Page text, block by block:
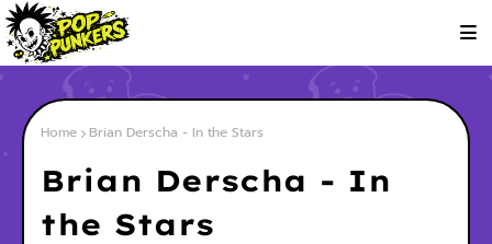
Home Brian Derscha - In the Stars
Brian Derscha - In
the Stars